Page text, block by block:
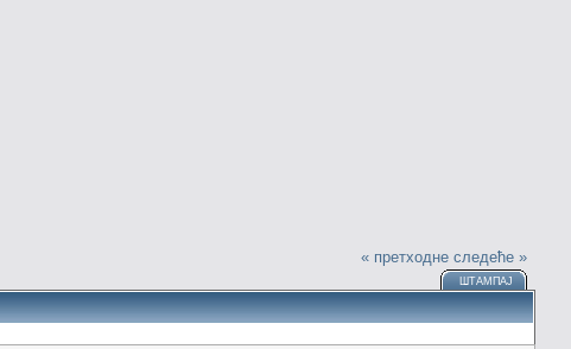
« претходне следеће »
ШТАМПАЈ